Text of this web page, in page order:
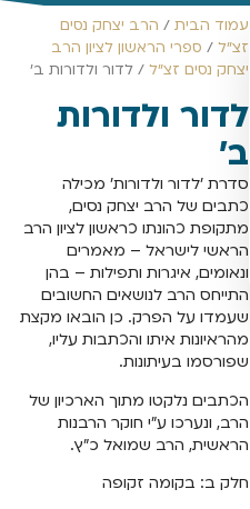
עמוד הבית / הרב יצחק נסים
זצ"ל / ספרי הראשון לציון הרב
יצחק נסים זצ"ל / לדור ולדורות ב'
לדור ולדורות
ב'
סדרת 'לדור ולדורות' מכילה
כתבים של הרב יצחק נסים,
מתקופת כהונתו כראשון לציון הרב
הראשי לישראל – מאמרים
ונאומים, איגרות ותפילות – בהן
התייחס הרב לנושאים החשובים
שעמדו על הפרק. כן הובאו מקצת
מהראיונות איתו והכתבות עליו,
שפורסמו בעיתונות.
הכתבים נלקטו מתוך הארכיון של
הרב, ונערכו ע"י חוקר הרבנות
הראשית, הרב שמואל כ"ץ.
חלק ב: בקומה זקופה